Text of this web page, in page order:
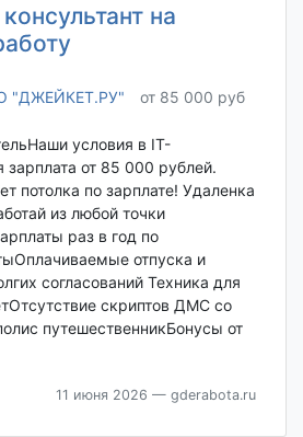
на
"ДЖЕЙКЕТ.РУ" от 85 000 руб
условия в IT-
от 85 000 рублей.
потолка по зарплате! Удаленка
из любой точки
раз в год по
отпуска и
согласований Техника для
скриптов ДМС со
путешественникБонусы от
11 июня 2026 — gderabota.ru